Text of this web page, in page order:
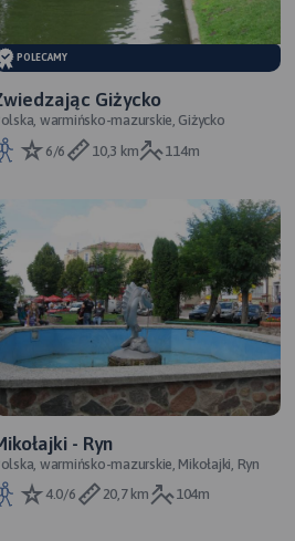
POLECAMY
Giżycko
warmińsko-mazurskie, Giżycko
6/6
10,3 km 114m
- Ryn
warmińsko-mazurskie, Mikołajki, Ryn
4.0/6
20,7 km 104m